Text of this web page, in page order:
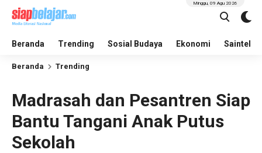
Beranda Trending Sosial Budaya Ekonomi Saintek
Minggu, 09 Agu 2026
Beranda Trending
Madrasah dan Pesantren Siap
Bantu Tangani Anak Putus
Sekolah